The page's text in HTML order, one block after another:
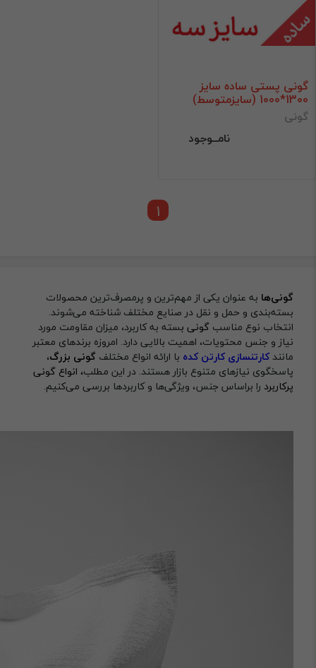
گونی پستی ساده سایز
1300*1000 (سایزمتوسط)
گونی
نامــوجود
1
گونی‌ها به عنوان یکی از مهم‌ترین و پرمصرف‌ترین محصولات
بسته‌بندی و حمل‌ و نقل در صنایع مختلف شناخته می‌شوند.
انتخاب نوع مناسب گونی بسته به کاربرد، میزان مقاومت مورد
نیاز و جنس محتویات، اهمیت بالایی دارد. امروزه برندهای معتبر
مانند کارتنسازی کارتن کده با ارائه انواع مختلف گونی بزرگ،
پاسخگوی نیازهای متنوع بازار هستند. در این مطلب، انواع گونی
پرکاربرد را براساس جنس، ویژگی‌ها و کاربردها بررسی می‌کنیم.